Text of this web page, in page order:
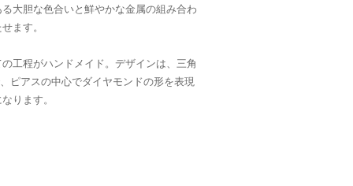
大胆な色合いと鮮やかな金属の組み合わ
ます。
工程がハンドメイド。デザインは、三角
ピアスの中心でダイヤモンドの形を表現
ります。